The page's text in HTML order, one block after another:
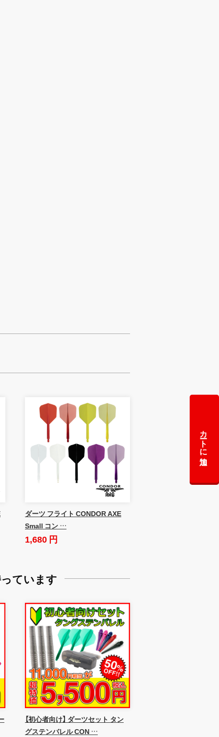
カートに追加
ダーツ フライト CONDOR AXE
Small コン …
1,680 円
ています
【初心者向け】 ダーツセット タン
グステンバレル CON …